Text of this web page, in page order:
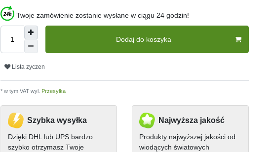
Twoje zamówienie zostanie wysłane w ciągu 24 godzin!
Dodaj do koszyka
Lista zyczen
* w tym VAT wyl. Przesyłka
Szybka wysyłka
Dzięki DHL lub UPS bardzo
szybko otrzymasz Twoje
Najwyższa jakość
Produkty najwyższej jakości od
wiodących światowych